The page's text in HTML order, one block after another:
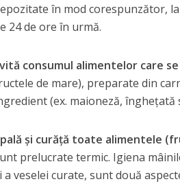
în mod corespunzător,
24 de ore în urmă.
consumul alimentelor care
de mare), preparate din
(ex. maioneză,
şi curăţă toate alimentele
prelucrate termic. Igiena
a veselei curate, sunt două